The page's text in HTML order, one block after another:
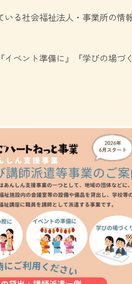
る社会福祉法人・事業所の情
イベント準備に』『学びの場づ